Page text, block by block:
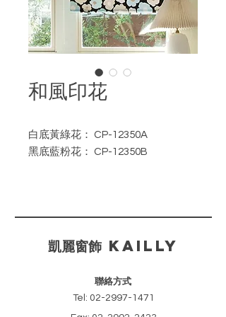
和風印花
白底黃綠花： CP-12350A
黑底藍粉花： CP-12350B
​凱麗窗飾 KAILLY
聯絡方式
Tel: 02-2997-1471